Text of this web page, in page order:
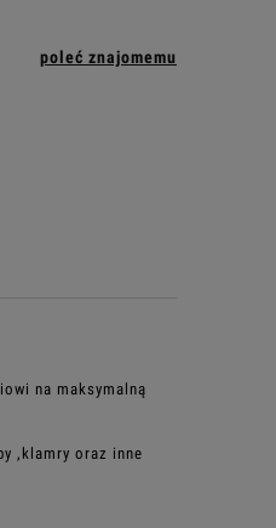
poleć znajomemu
na maksymalną
,klamry oraz inne